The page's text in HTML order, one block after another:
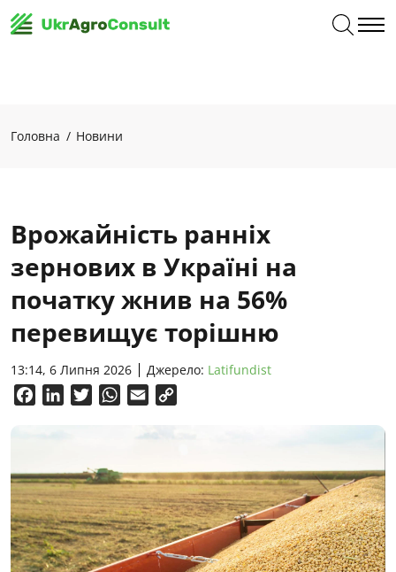
Головна Новини
Врожайність ранніх
зернових в Україні на
початку жнив на 56%
перевищує торішню
13:14, 6 Липня 2026 Джерело: Latifundist
FacebookLinkedInTwitterWhatsApp
Email